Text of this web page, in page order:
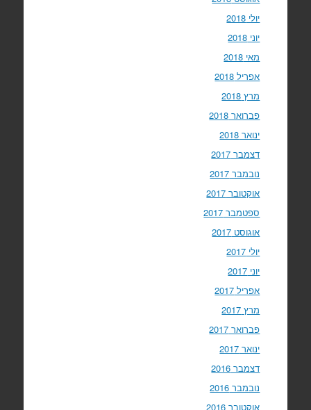
יולי 2018
יוני 2018
מאי 2018
אפריל 2018
מרץ 2018
פברואר 2018
ינואר 2018
דצמבר 2017
נובמבר 2017
אוקטובר 2017
ספטמבר 2017
אוגוסט 2017
יולי 2017
יוני 2017
אפריל 2017
מרץ 2017
פברואר 2017
ינואר 2017
דצמבר 2016
נובמבר 2016
אוקטובר 2016